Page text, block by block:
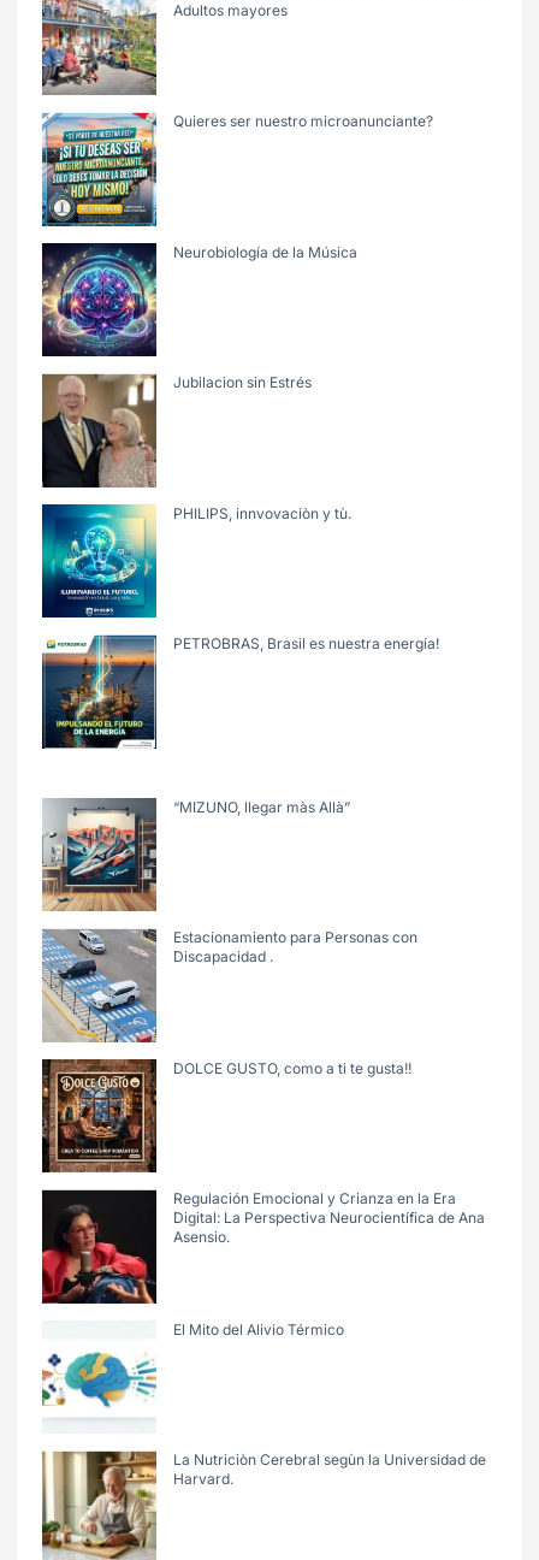
Adultos mayores
Quieres ser nuestro microanunciante?
Neurobiología de la Música
Jubilacion sin Estrés
PHILIPS, innvovaciòn y tù.
PETROBRAS, Brasil es nuestra energía!
“MIZUNO, llegar màs Allà”
Estacionamiento para Personas con
Discapacidad .
DOLCE GUSTO, como a ti te gusta!!
Regulación Emocional y Crianza en la Era
Digital: La Perspectiva Neurocientífica de Ana
Asensio.
El Mito del Alivio Térmico
La Nutriciòn Cerebral segùn la Universidad de
Harvard.